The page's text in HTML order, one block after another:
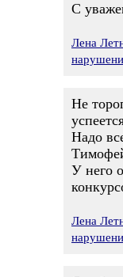
С
Лена
Не
Надо
У него
Лена